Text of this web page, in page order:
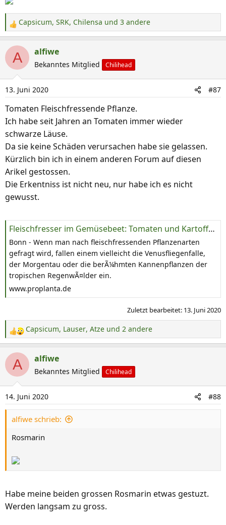
R
e
a
i
o
n
e
n
:
Capsicum, SRK, Chilensa und 3 andere
A alfiwe
Bekanntes Mitglied Chilihead
13. Juni 2020 #87
Tomaten Fleischfressende Pflanze.
Ich habe seit Jahren an Tomaten immer wieder
schwarze Läuse.
Da sie keine Schäden verursachen habe sie gelassen.
Kürzlich bin ich in einem anderen Forum auf diesen
Arikel gestossen.
Die Erkentniss ist nicht neu, nur habe ich es nicht
gewusst.
Fleischfresser im Gemüsebeet: Tomaten und Kartoffeln ernähren sich auch von Insekten
Bonn - Wenn man nach fleischfressenden Pflanzenarten
gefragt wird, fallen einem vielleicht die Venusfliegenfalle,
der Morgentau oder die berÃ¼hmten Kannenpflanzen der
tropischen RegenwÃ¤lder ein.
www.proplanta.de
Zuletzt bearbeitet: 13. Juni 2020
R
e
a
i
o
n
e
n
Capsicum, Lauser, Atze und 2 andere
A alfiwe
Bekanntes Mitglied Chilihead
14. Juni 2020 #88
alfiwe schrieb:
Rosmarin
Habe meine beiden grossen Rosmarin etwas gestuzt.
Werden langsam zu gross.